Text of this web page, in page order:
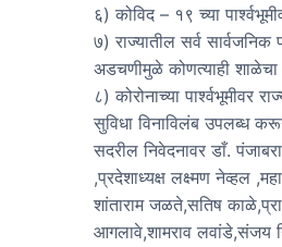
६) कोविद – १९ च्या
७) राज्यातील सर्व
अडचणीमुळे कोणत्याही शाळेचा
८) कोरोनाच्या पार्श्वभूमीवर
सुविधा विनाविलंब उपलब्ध
सदरील निवेदनावर डाँ.
,प्रदेशाध्यक्ष लक्ष्मण नेव्हल
शांताराम जळते,सतिष
आगलावे,शामराव लवांडे,संजय